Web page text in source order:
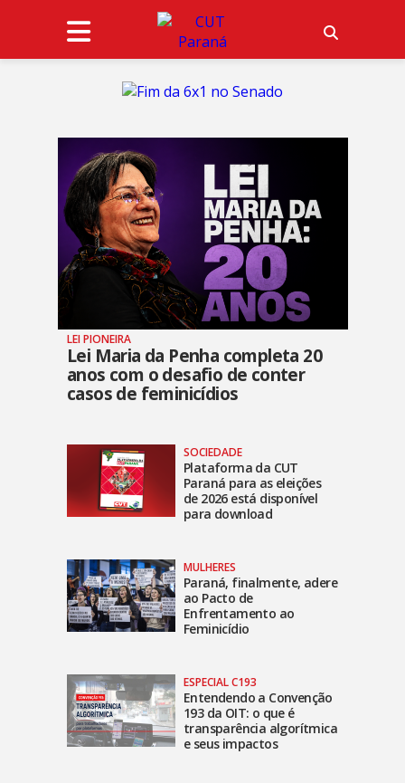
LEI PIONEIRA
Lei Maria da Penha completa 20
anos com o desafio de conter
casos de feminicídios
SOCIEDADE
Plataforma da CUT
Paraná para as eleições
de 2026 está disponível
para download
MULHERES
Paraná, finalmente, adere
ao Pacto de
Enfrentamento ao
Feminicídio
ESPECIAL C193
Entendendo a Convenção
193 da OIT: o que é
transparência algorítmica
e seus impactos